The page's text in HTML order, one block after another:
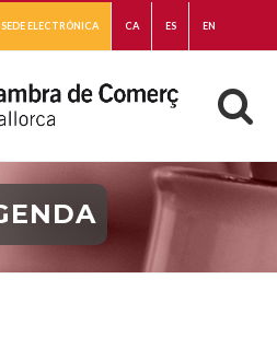
SEDE ELECTRÓNICA CA ES EN